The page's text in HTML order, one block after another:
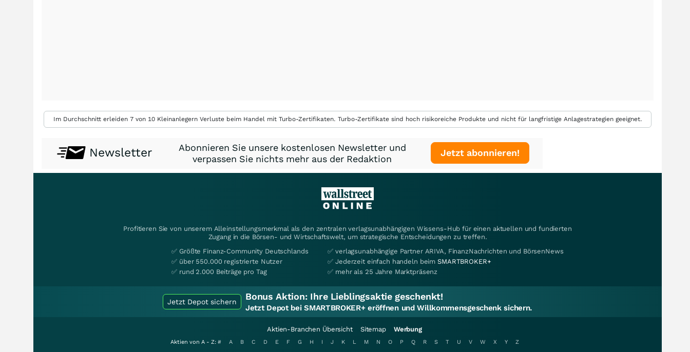
Im Durchschnitt erleiden 7 von 10 Kleinanlegern Verluste beim Handel mit Turbo-Zertifikaten. Turbo-Zertifikate sind hoch risikoreiche Produkte und nicht für langfristige Anlagestrategien geeignet.
Newsletter
Abonnieren Sie unsere kostenlosen Newsletter und
verpassen Sie nichts mehr aus der Redaktion
Jetzt abonnieren!
Profitieren Sie von unserem Alleinstellungsmerkmal als den zentralen verlagsunabhängigen Wissens-Hub für einen aktuellen und fundierten
Zugang in die Börsen- und Wirtschaftswelt, um strategische Entscheidungen zu treffen.
✅ Größte Finanz-Community Deutschlands
✅ über 550.000 registrierte Nutzer
✅ rund 2.000 Beiträge pro Tag
✅ verlagsunabhängige Partner ARIVA, FinanzNachrichten und BörsenNews
✅ Jederzeit einfach handeln beimSMARTBROKER+
✅ mehr als 25 Jahre Marktpräsenz
Jetzt Depot sichern Bonus Aktion: Ihre Lieblingsaktie geschenkt!
Jetzt Depot bei SMARTBROKER+ eröffnen und Willkommensgeschenk sichern.
Aktien-Branchen Übersicht Sitemap Werbung
Aktien von A - Z: # A B C D E F G H I J K L M N O P Q R S T U V W X Y
Z